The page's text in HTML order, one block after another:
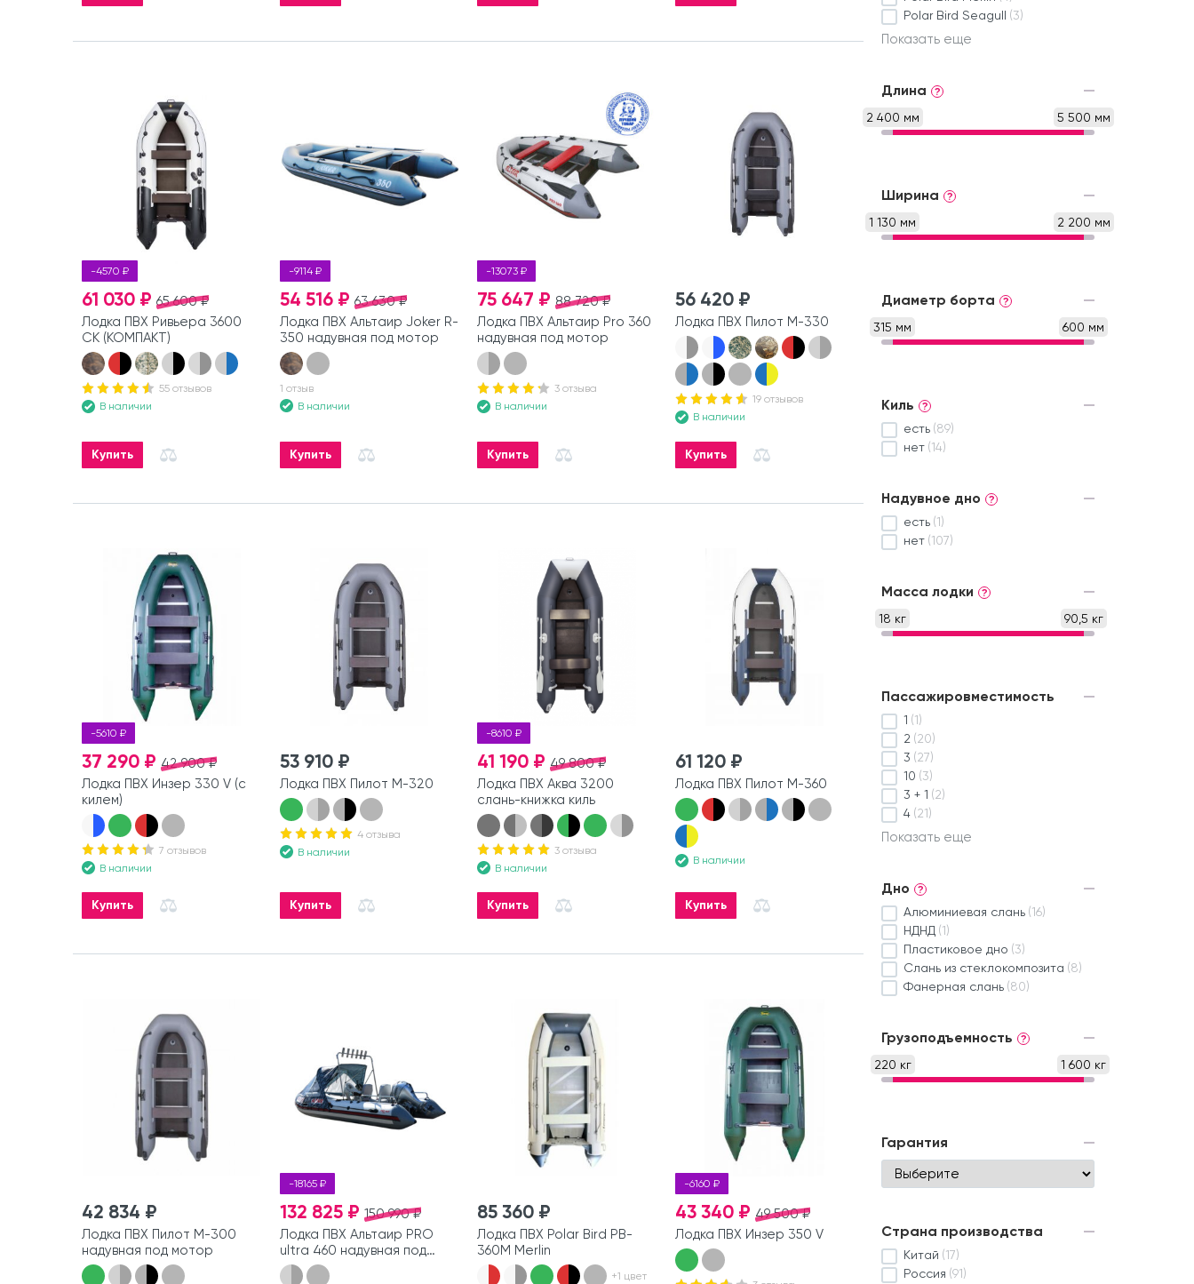
-4570 ₽
65 600 ₽
61 030 ₽
Лодка ПВХ Ривьера 3600
СК (КОМПАКТ)
55 отзывов
В наличии
Купить
-9114 ₽
63 630 ₽
54 516 ₽
Лодка ПВХ Альтаир Joker R-
350 надувная под мотор
1 отзыв
В наличии
Купить
-13073 ₽
88 720 ₽
75 647 ₽
Лодка ПВХ Альтаир Pro 360
надувная под мотор
3 отзыва
В наличии
Купить
56 420 ₽
Лодка ПВХ Пилот М-330
19 отзывов
В наличии
Купить
-5610 ₽
42 900 ₽
37 290 ₽
Лодка ПВХ Инзер 330 V (с
килем)
7 отзывов
В наличии
Купить
53 910 ₽
Лодка ПВХ Пилот М-320
4 отзыва
В наличии
Купить
-8610 ₽
49 800 ₽
41 190 ₽
Лодка ПВХ Аква 3200
слань-книжка киль
3 отзыва
В наличии
Купить
61 120 ₽
Лодка ПВХ Пилот М-360
В наличии
Купить
42 834 ₽
Лодка ПВХ Пилот М-300
надувная под мотор
-18165 ₽
150 990 ₽
132 825 ₽
Лодка ПВХ Альтаир PRO
ultra 460 надувная под
мотор
85 360 ₽
Лодка ПВХ Polar Bird PB-
360M Merlin
+1 цвет
-6160 ₽
49 500 ₽
43 340 ₽
Лодка ПВХ Инзер 350 V
Polar Bird Seagull (3)
Показать еще
Длина ?
2 400 мм 5 500 мм
Ширина ?
1 130 мм 2 200 мм
Диаметр борта ?
315 мм 600 мм
Киль ?
есть (89)
нет (14)
Надувное дно ?
есть (1)
нет (107)
Масса лодки ?
18 кг 90,5 кг
Пассажировместимость
1 (1)
2 (20)
3 (27)
10 (3)
3 + 1 (2)
4 (21)
Показать еще
Дно ?
Алюминиевая слань (16)
НДНД (1)
Пластиковое дно (3)
Слань из стеклокомпозита (8)
Фанерная слань (80)
Грузоподъемность ?
220 кг 1 600 кг
Гарантия
Страна производства
Китай (17)
Россия (91)